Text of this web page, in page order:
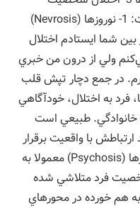
تقسيم‌بندي اين اختلال به 3 گروه است: 1- نوروزها (Nevrosis)
شما ايستادم اختلال
ولي از درون من خبري
در جمع دچار تپش قلب
به اختلال، خودآگاهي
طبيعي است
با واقعيت برقرار
است. هذيان و توهم ندارد. 2- پسيكوزها (Psychosis) معمولا به
فرد متلاشي شده
خورده در محورهاي